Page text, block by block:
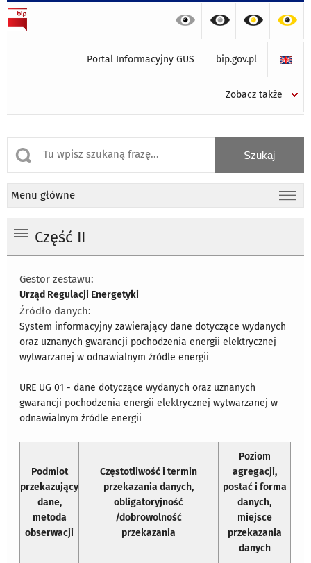
Portal Informacyjny GUS bip.gov.pl
Zobacz także
Menu główne
Część II
Gestor zestawu:
Urząd Regulacji Energetyki
Źródło danych:
System informacyjny zawierający dane dotyczące wydanych
oraz uznanych gwarancji pochodzenia energii elektrycznej
wytwarzanej w odnawialnym źródle energii
URE UG 01 - dane dotyczące wydanych oraz uznanych
gwarancji pochodzenia energii elektrycznej wytwarzanej w
odnawialnym źródle energii
Podmiot
przekazujący
dane,
metoda
obserwacji
Częstotliwość i termin
przekazania danych,
obligatoryjność
/dobrowolność
przekazania
Poziom
agregacji,
postać i forma
danych,
miejsce
przekazania
danych